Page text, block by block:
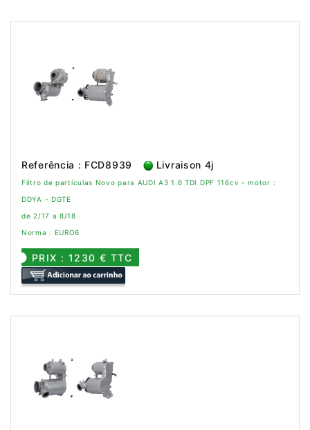
Referência : FCD8939 Livraison 4j
Filtro de partículas Novo para AUDI A3 1.6 TDI DPF 116cv - motor :
DDYA - DGTE
de 2/17 a 8/18
Norma : EURO6
PRIX : 1230 € TTC